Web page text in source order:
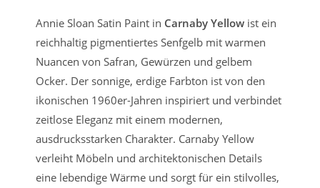
Annie Sloan Satin Paint in Carnaby Yellow ist ein
reichhaltig pigmentiertes Senfgelb mit warmen
Nuancen von Safran, Gewürzen und gelbem
Ocker. Der sonnige, erdige Farbton ist von den
ikonischen 1960er-Jahren inspiriert und verbindet
zeitlose Eleganz mit einem modernen,
ausdrucksstarken Charakter. Carnaby Yellow
verleiht Möbeln und architektonischen Details
eine lebendige Wärme und sorgt für ein stilvolles,